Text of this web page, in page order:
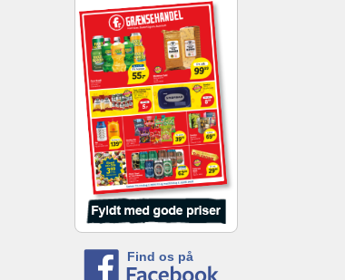
Find os på